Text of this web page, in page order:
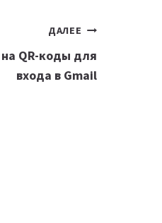
ДАЛЕЕ
QR-коды для
входа в Gmail